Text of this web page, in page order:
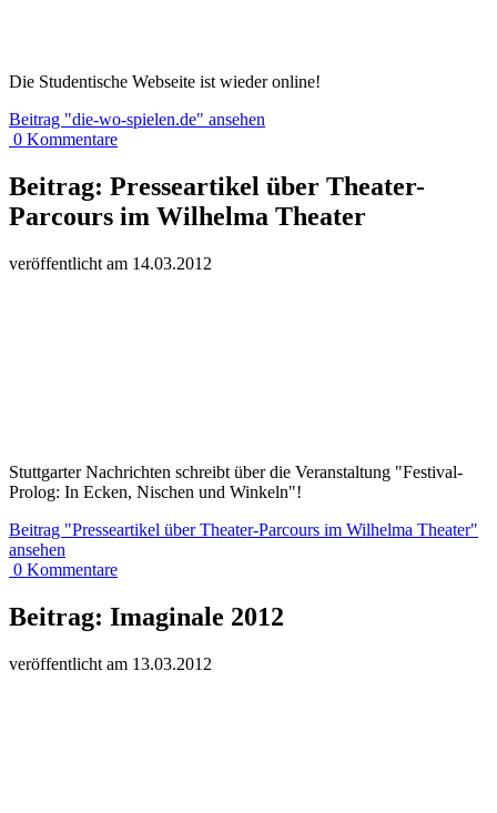
Die Studentische Webseite ist wieder online!
Beitrag "die-wo-spielen.de" ansehen
0 Kommentare
Beitrag: Presseartikel über Theater-
Parcours im Wilhelma Theater
veröffentlicht am 14.03.2012
Stuttgarter Nachrichten schreibt über die Veranstaltung "Festival-
Prolog: In Ecken, Nischen und Winkeln"!
Beitrag "Presseartikel über Theater-Parcours im Wilhelma Theater"
ansehen
0 Kommentare
Beitrag: Imaginale 2012
veröffentlicht am 13.03.2012